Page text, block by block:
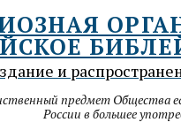
и
предмет Общества
России в большее